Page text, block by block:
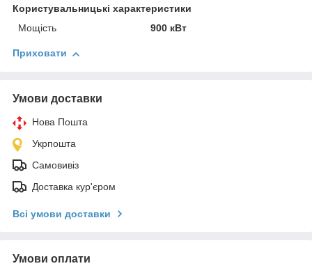
Користувальницькі характеристики
Мощість
900 кВт
Приховати
Умови доставки
Нова Пошта
Укрпошта
Самовивіз
Доставка кур'єром
Всі умови доставки
Умови оплати